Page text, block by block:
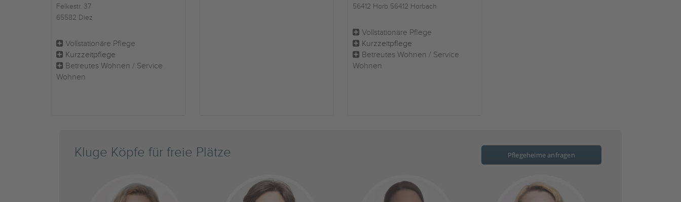
Felkestr. 37
65582 Diez
Vollstationäre Pflege
Kurzzeitpflege
Betreutes Wohnen / Service
Wohnen
56412 Horb 56412 Horbach
Vollstationäre Pflege
Kurzzeitpflege
Betreutes Wohnen / Service
Wohnen
Kluge Köpfe für freie Plätze Pflegeheime anfragen